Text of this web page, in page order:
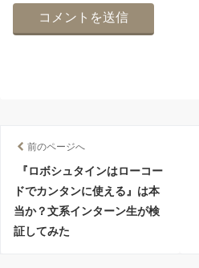
前のページへ
『ロボシュタインはローコー
ドでカンタンに使える』は本
当か？文系インターン生が検
証してみた